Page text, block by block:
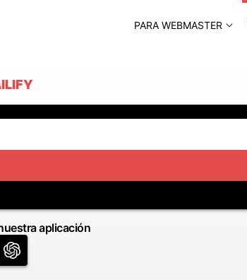
PARA WEBMASTER
aplicación